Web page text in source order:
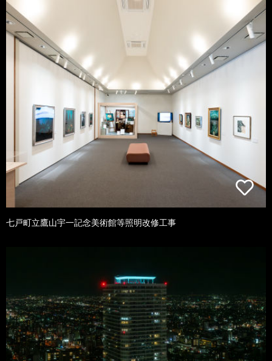
七戸町立鷹山宇一記念美術館等照明改修工事